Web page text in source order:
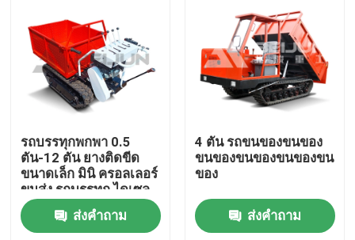
บ้าน
รถบรรทุกพกพา 0.5
ตัน-12 ตัน ยางติดขีด
ขนาดเล็ก มินิ ครอลเลอร์
ขนส่ง รถบรรทุก ไดเซล
ส่งคำถาม
4 ตัน รถขนของขนของ
ขนของขนของขนของขน
ของ
ส่งคำถาม